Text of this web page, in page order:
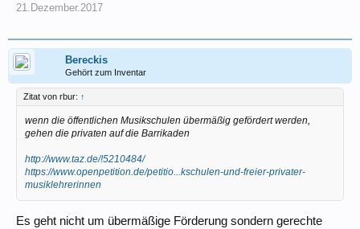
21.Dezember.2017
Bereckis
Gehört zum Inventar
Zitat von rbur: ↑
wenn die öffentlichen Musikschulen übermäßig gefördert werden,
gehen die privaten auf die Barrikaden
http://www.taz.de/!5210484/
https://www.openpetition.de/petitio...kschulen-und-freier-privater-
musiklehrerinnen
Es geht nicht um übermäßige Förderung sondern gerechte